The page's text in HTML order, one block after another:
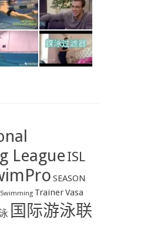
LeagueISL
SEASON
Swimming TrainerVasa
国际游泳联